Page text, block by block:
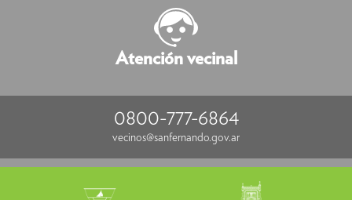
Atención vecinal
0800-777-6864
vecinos@sanfernando.gov.ar